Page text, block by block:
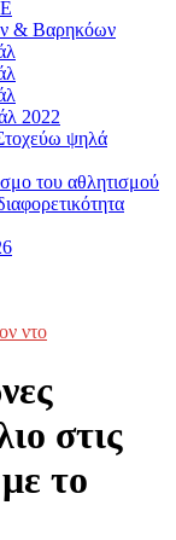
& Βαρηκόων
2022
ψηλά
του αθλητισμού
ντο
στις
το